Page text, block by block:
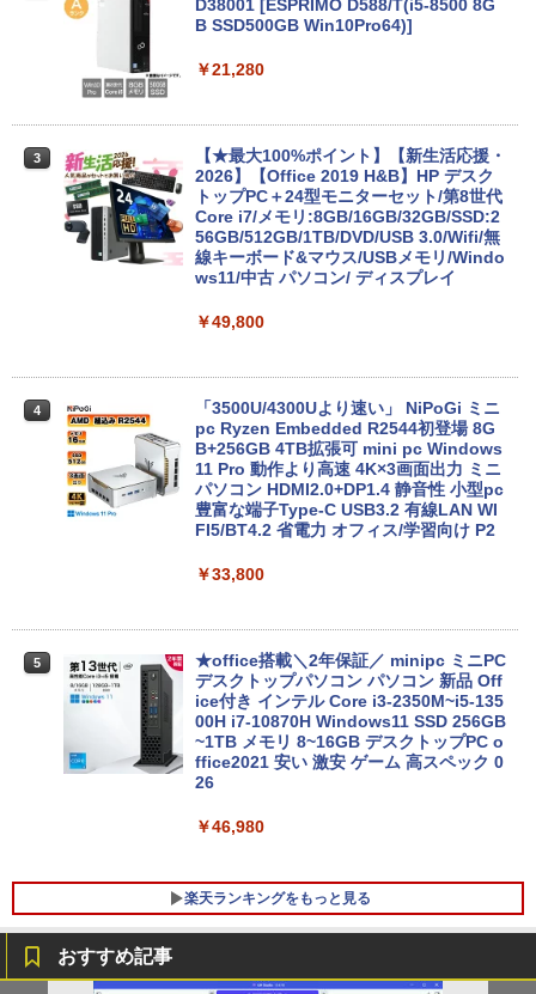
レスイヤホン bluetooth イヤホン V12 小型
軽量 ブルートゥースHi-Fi 最大36時間再生 ぶ
るーとゅーす コードレス ENCノイズキャン
セリング 自動ペアリング Type-C充電 マイク
付き 防水 タッチ式音量調整 スポーツ/通勤/通
学/WEB会議(ホワイト)
リング ANC 36時間再生
￥3,480
￥250
￥250
BUGS LIFE
￥250
by Amazon 天然水ラベルレス 2L×9本
by Amazon 炭酸水 ラベルレス 500ml ×24本
強炭酸水 ペットボトル 500ミリリットル (Sm
art Basic)
￥1,625
ベルレス 650mlPET×24本
コミックスDIGITAL)
￥572
スーパーの裏でヤニ吸うふたり 9巻 (デジタル
A PC-VKM44XZGA Core i5 1145G7 第1
1世代CPU メモリ8GB SSD240GB 15イ
レビュー特典：WPS Office Bランク パ
￥19,800
ノートパソコン14インチ 極軽量約965g
富士通 LIFEBOOK U748 高性能第7世代
Core i5-7300U カメラ内蔵 メモリ最大16
WIFI Bluetooth 中古ノートパソコン Off
￥16,500
中古美品 15.6インチ Fujitsu LIFEBOOK
A5510/D / Windows11/ 超高性能 第10世
代Core i5-10210u/ 8GB/ 爆速256GB-SS
1【中古ノートパソコン 中古パソコン 中
￥25,990
【マラソン限定30%OFF】中古 DELL In
spiron 3501 P90F Core i3 1005G1 第10
世代CPU メモリ12GB SSD480GB 15イ
メラ 無線LAN テンキー 1年保証 レビュ
￥39,800
D38001 [ESPRIMO D588/T(i5-8500 8G
B SSD500GB Win10Pro64)]
￥21,280
3
【★最大100%ポイント】【新生活応援・
2026】【Office 2019 H&B】HP デスク
トップPC＋24型モニターセット/第8世代
Core i7/メモリ:8GB/16GB/32GB/SSD:2
56GB/512GB/1TB/DVD/USB 3.0/Wifi/無
線キーボード&マウス/USBメモリ/Windo
ws11/中古 パソコン/ ディスプレイ
￥49,800
4
「3500U/4300Uより速い」 NiPoGi ミニ
pc Ryzen Embedded R2544初登場 8G
B+256GB 4TB拡張可 mini pc Windows
11 Pro 動作より高速 4K×3画面出力 ミニ
パソコン HDMI2.0+DP1.4 静音性 小型pc
豊富な端子Type-C USB3.2 有線LAN WI
FI5/BT4.2 省電力 オフィス/学習向け P2
￥33,800
5
★office搭載＼2年保証／ minipc ミニPC
デスクトップパソコン パソコン 新品 Off
ice付き インテル Core i3-2350M~i5-135
00H i7-10870H Windows11 SSD 256GB
~1TB メモリ 8~16GB デスクトップPC o
ffice2021 安い 激安 ゲーム 高スペック 0
26
￥46,980
楽天ランキングをもっと見る
おすすめ記事